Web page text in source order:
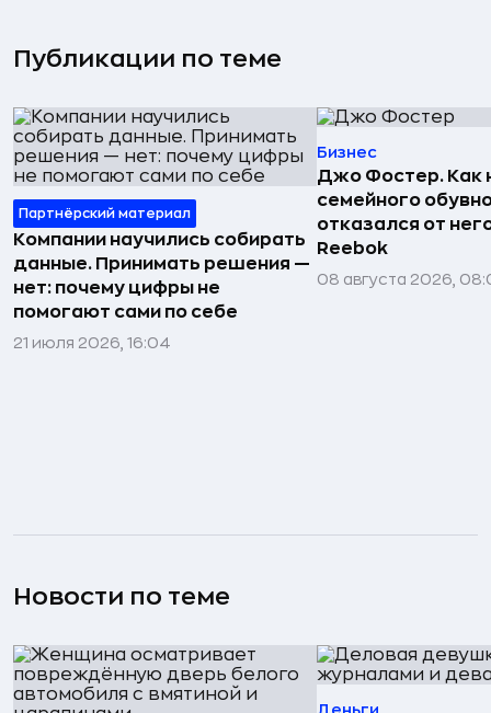
Публикации по теме
Партнёрский материал
Компании научились собирать
данные. Принимать решения —
нет: почему цифры не
помогают сами по себе
21 июля 2026, 16:04
Бизнес
Джо Фостер. Как
семейного
отказался от
Reebok
08 августа 2026,
Новости по теме
Деньги